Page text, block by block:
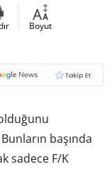
Boyut
başında
sadece F/K